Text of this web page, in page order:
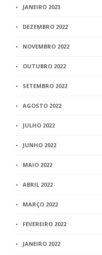
JANEIRO 2023
DEZEMBRO 2022
NOVEMBRO 2022
OUTUBRO 2022
SETEMBRO 2022
AGOSTO 2022
JULHO 2022
JUNHO 2022
MAIO 2022
ABRIL 2022
MARÇO 2022
FEVEREIRO 2022
JANEIRO 2022